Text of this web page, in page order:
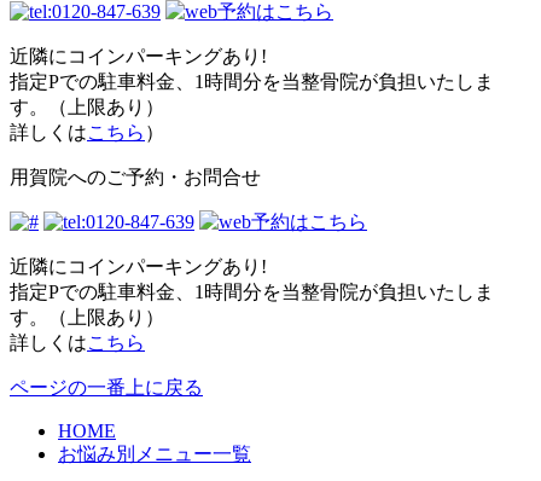
近隣にコインパーキングあり!
指定Pでの駐車料金、1時間分を当整骨院が負担いたしま
す。（上限あり）
詳しくはこちら ）
用賀院へのご予約・お問合せ
近隣にコインパーキングあり!
指定Pでの駐車料金、1時間分を当整骨院が負担いたしま
す。（上限あり）
詳しくはこちら
ページの一番上に戻る
HOME
お悩み別メニュー一覧